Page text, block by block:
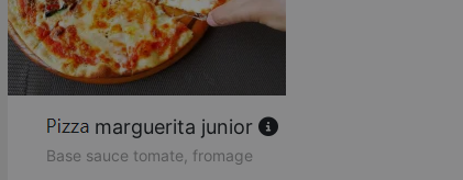
marguerita junior
Base sauce tomate, fromage